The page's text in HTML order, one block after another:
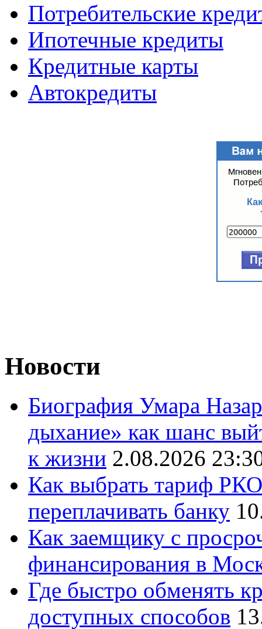
Потребительские
Ипотечные кредиты
Кредитные карты
Автокредиты
Новости
Биография Умара
дыхание» как шанс
к жизни 2.08.2026
Как выбрать тариф
переплачивать банку
Как заемщику с
финансирования в
Где быстро обменять
доступных способов